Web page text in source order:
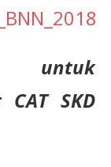
untuk
SKD